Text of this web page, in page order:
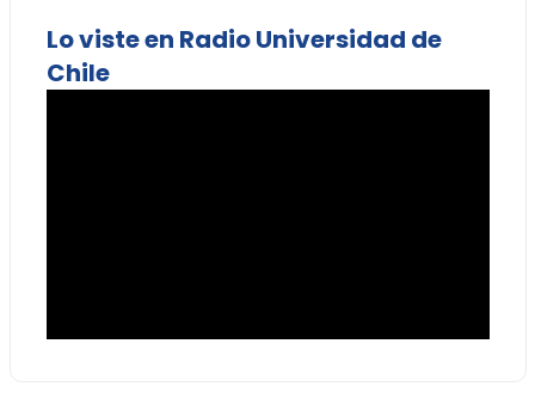
Lo viste en Radio Universidad de
Chile